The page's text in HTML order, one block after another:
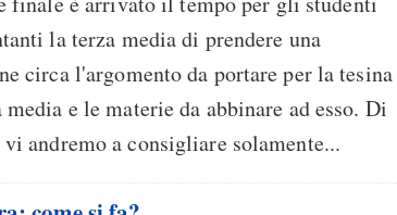
la terza media di prendere una
circa l'argomento da portare per la tesina
e le materie da abbinare ad esso. Di
andremo a consigliare solamente...